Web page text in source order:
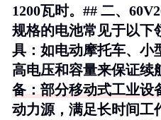
1200瓦时。## 二、
规格的电池常见于以下
具 ：如电动摩托车、
高电压和容量来保证续
备 ：部分移动式工业
动力源，满足长时间工